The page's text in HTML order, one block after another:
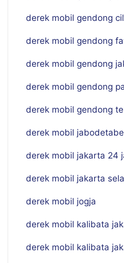
derek mobil gendong
derek mobil gendong
derek mobil gendong
derek mobil gendong
derek mobil gendong
derek mobil
derek mobil jakarta 24
derek mobil jakarta
derek mobil jogja
derek mobil kalibata
derek mobil kalibata